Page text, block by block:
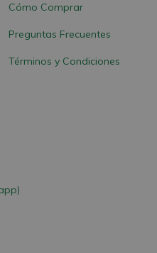
Cómo Comprar
Preguntas Frecuentes
Términos y Condiciones